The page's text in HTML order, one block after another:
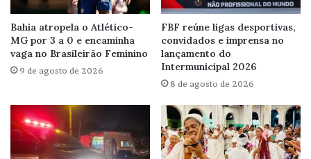
Bahia atropela o Atlético-
MG por 3 a 0 e encaminha
vaga no Brasileirão Feminino
9 de agosto de 2026
FBF reúne ligas desportivas,
convidados e imprensa no
lançamento do
Intermunicipal 2026
8 de agosto de 2026